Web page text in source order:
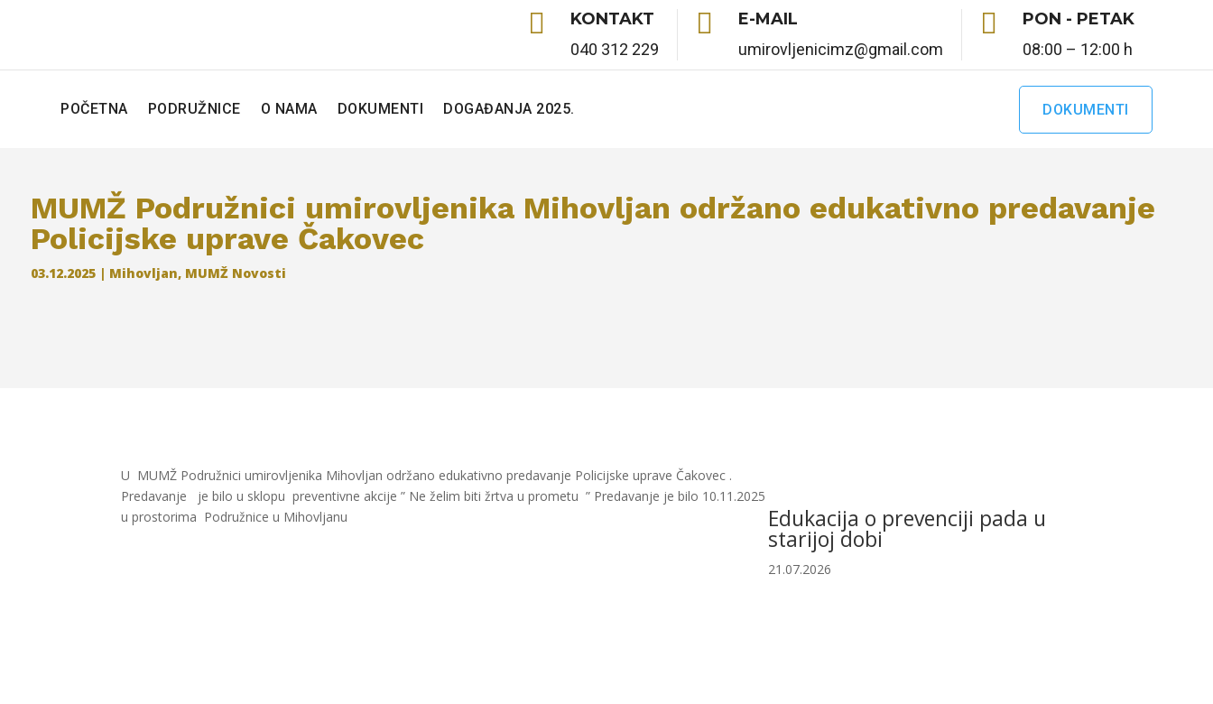
 KONTAKT
040 312 229
 E-MAIL
umirovljenicimz@gmail.com
 PON - PETAK
08:00 – 12:00 h
POČETNA PODRUŽNICE O NAMA DOKUMENTI DOGAĐANJA 2025. DOKUMENTI
MUMŽ Podružnici umirovljenika Mihovljan održano edukativno predavanje
Policijske uprave Čakovec
03.12.2025| Mihovljan, MUMŽ Novosti
U MUMŽ Podružnici umirovljenika Mihovljan održano edukativno predavanje Policijske uprave Čakovec .
Predavanje je bilo u sklopu preventivne akcije ” Ne želim biti žrtva u prometu ” Predavanje je bilo 10.11.2025
u prostorima Podružnice u Mihovljanu
Edukacija o prevenciji pada u
starijoj dobi
21.07.2026